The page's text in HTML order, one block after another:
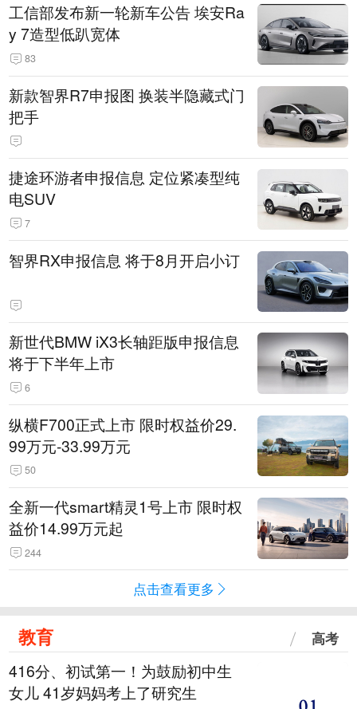
工信部发布新一轮新车公告 埃安Ra
y 7造型低趴宽体
83
新款智界R7申报图 换装半隐藏式门
把手
捷途环游者申报信息 定位紧凑型纯
电SUV
7
智界RX申报信息 将于8月开启小订
新世代BMW iX3长轴距版申报信息
将于下半年上市
6
纵横F700正式上市 限时权益价29.
99万元-33.99万元
50
全新一代smart精灵1号上市 限时权
益价14.99万元起
244
点击查看更多
教育 高考
416分、初试第一！为鼓励初中生
女儿 41岁妈妈考上了研究生